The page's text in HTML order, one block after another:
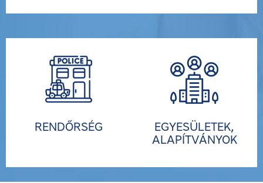
RENDŐRSÉG
EGYESÜLETEK,
ALAPÍTVÁNYOK